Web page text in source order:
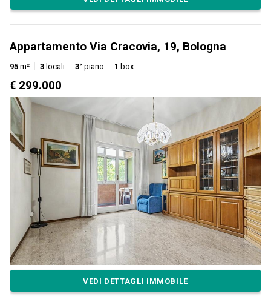
Appartamento Via Cracovia, 19, Bologna
95 m² 3 locali 3° piano 1 box
€ 299.000
VEDI DETTAGLI IMMOBILE